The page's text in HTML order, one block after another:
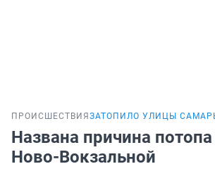
ПРОИСШЕСТВИЯ ЗАТОПИЛО УЛИЦЫ
Названа причина
Ново-Вокзальной